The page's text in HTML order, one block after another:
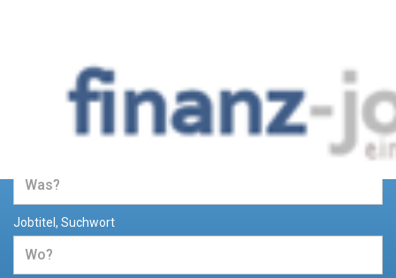
Jobs und Stellenangebote im
Bereich Finanzen
Jobtitel, Suchwort